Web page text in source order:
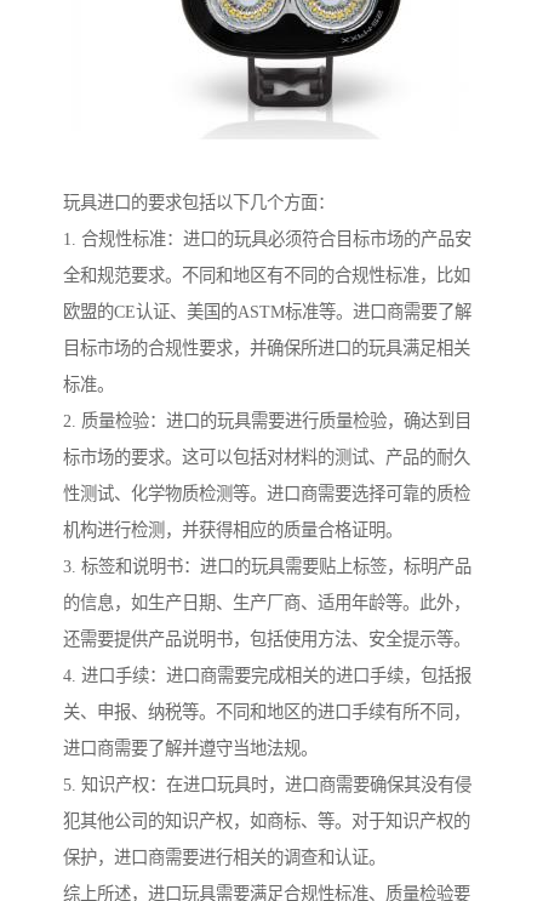
玩具进口的要求包括以下几个方面：
1. 合规性标准：进口的玩具必须符合目标市场的产品安
全和规范要求。不同和地区有不同的合规性标准，比如
欧盟的CE认证、美国的ASTM标准等。进口商需要了解
目标市场的合规性要求，并确保所进口的玩具满足相关
标准。
2. 质量检验：进口的玩具需要进行质量检验，确达到目
标市场的要求。这可以包括对材料的测试、产品的耐久
性测试、化学物质检测等。进口商需要选择可靠的质检
机构进行检测，并获得相应的质量合格证明。
3. 标签和说明书：进口的玩具需要贴上标签，标明产品
的信息，如生产日期、生产厂商、适用年龄等。此外，
还需要提供产品说明书，包括使用方法、安全提示等。
4. 进口手续：进口商需要完成相关的进口手续，包括报
关、申报、纳税等。不同和地区的进口手续有所不同，
进口商需要了解并遵守当地法规。
5. 知识产权：在进口玩具时，进口商需要确保其没有侵
犯其他公司的知识产权，如商标、等。对于知识产权的
保护，进口商需要进行相关的调查和认证。
综上所述，进口玩具需要满足合规性标准、质量检验要